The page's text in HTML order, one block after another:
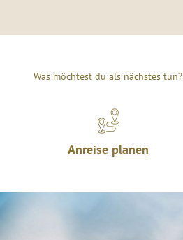
Was möchtest du als nächstes tun?
Anreise planen